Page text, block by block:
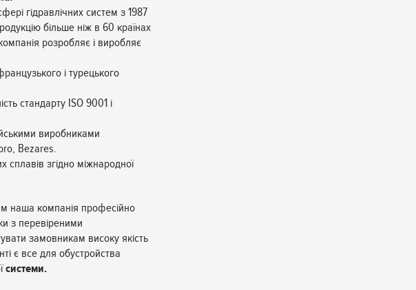
гідравлічних систем з 1987
більше ніж в 60 країнах
розробляє і виробляє
і турецького
стандарту ISO 9001 і
виробниками
Bezares.
сплавів згідно міжнародної
наша компанія професійно
з перевіреними
замовникам високу якість
є все для обустройства
системи.